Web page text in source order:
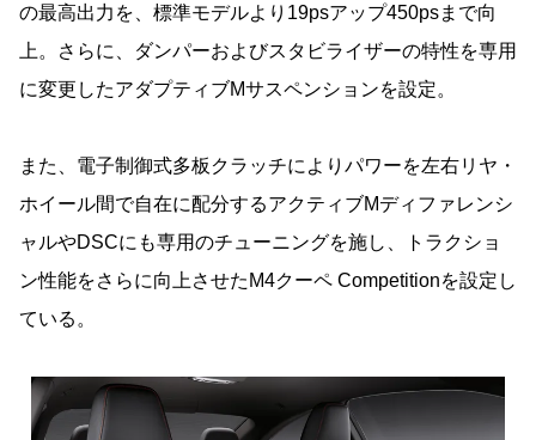
の最高出力を、標準モデルより19psアップ450psまで向
上。さらに、ダンパーおよびスタビライザーの特性を専用
に変更したアダプティブMサスペンションを設定。
また、電子制御式多板クラッチによりパワーを左右リヤ・
ホイール間で自在に配分するアクティブMディファレンシ
ャルやDSCにも専用のチューニングを施し、トラクショ
ン性能をさらに向上させたM4クーペ Competitionを設定し
ている。